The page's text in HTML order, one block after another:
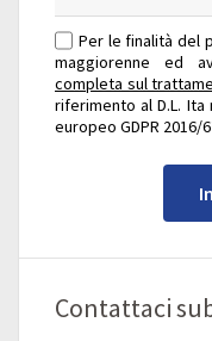
Per le finalità del
maggiorenne ed
completa sul
riferimento al D.L. Ita
europeo GDPR
Contattaci